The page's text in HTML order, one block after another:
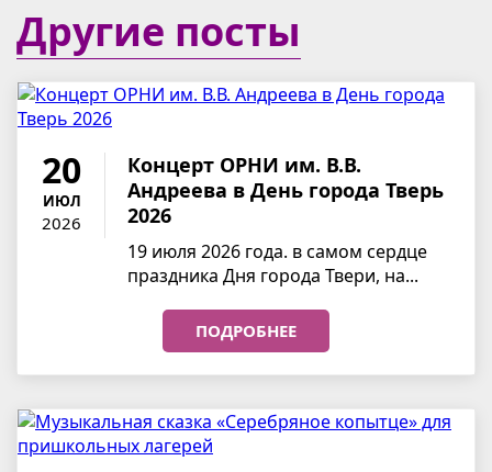
Другие посты
20
ИЮЛ
2026
Концерт ОРНИ им. В.В.
Андреева в День города Тверь
2026
19 июля 2026 года. в самом сердце
праздника Дня города Твери, на...
ПОДРОБНЕЕ